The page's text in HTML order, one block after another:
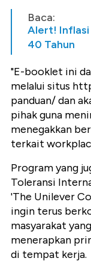
Baca:
Alert! Inflasi
40 Tahun
"E-booklet ini
melalui situs
panduan/ dan
pihak guna
menegakkan
terkait
Program yang
Toleransi
'The Unilever
ingin terus
masyarakat
menerapkan
di tempat kerja.